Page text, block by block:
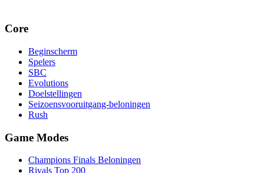
Core
Beginscherm
Spelers
SBC
Evolutions
Doelstellingen
Seizoensvooruitgang-beloningen
Rush
Game Modes
Champions Finals Beloningen
Rivals Top 200